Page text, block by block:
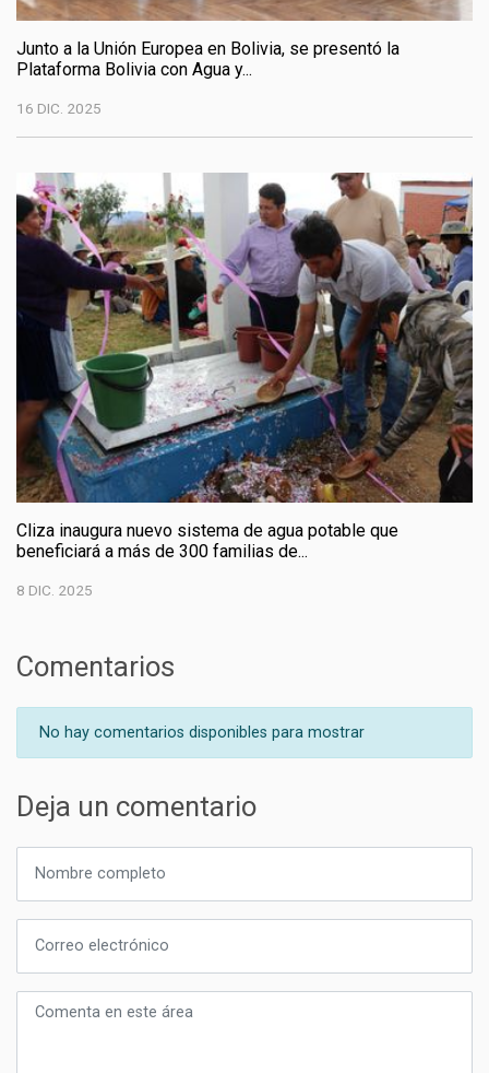
Junto a la Unión Europea en Bolivia, se presentó la
Plataforma Bolivia con Agua y...
16 DIC. 2025
Cliza inaugura nuevo sistema de agua potable que
beneficiará a más de 300 familias de...
8 DIC. 2025
Comentarios
No hay comentarios disponibles para mostrar
Deja un comentario